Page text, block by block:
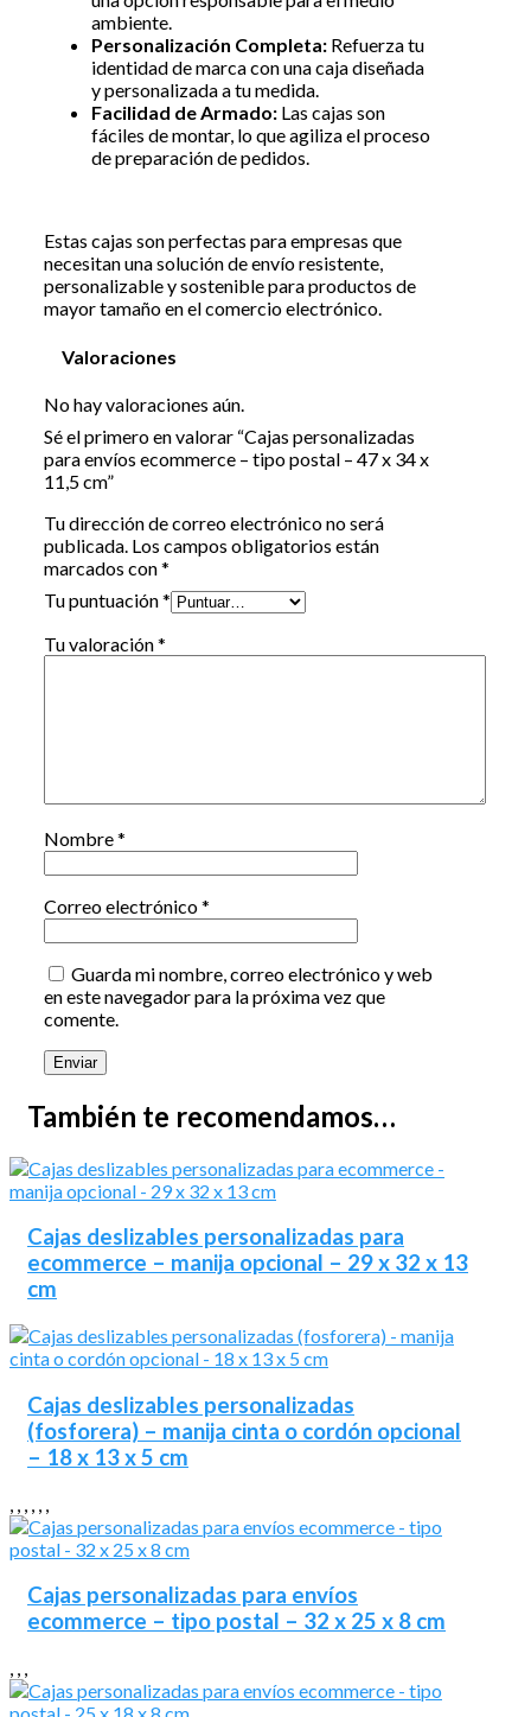
ambiente.
Personalización Completa: Refuerza tu
identidad de marca con una caja diseñada
y personalizada a tu medida.
Facilidad de Armado: Las cajas son
fáciles de montar, lo que agiliza el proceso
de preparación de pedidos.
Estas cajas son perfectas para empresas que
necesitan una solución de envío resistente,
personalizable y sostenible para productos de
mayor tamaño en el comercio electrónico.
Valoraciones
No hay valoraciones aún.
Sé el primero en valorar “Cajas personalizadas
para envíos ecommerce – tipo postal – 47 x 34 x
11,5 cm”
Tu dirección de correo electrónico no será
publicada. Los campos obligatorios están
marcados con*
Tu puntuación*
Tu valoración*
Nombre*
Correo electrónico*
Guarda mi nombre, correo electrónico y web
en este navegador para la próxima vez que
comente.
También te recomendamos…
Cajas deslizables personalizadas para
ecommerce – manija opcional – 29 x 32 x 13
cm
Cajas deslizables personalizadas
(fosforera) – manija cinta o cordón opcional
– 18 x 13 x 5 cm
Cajas personalizadas para envíos
ecommerce – tipo postal – 32 x 25 x 8 cm
, , ,